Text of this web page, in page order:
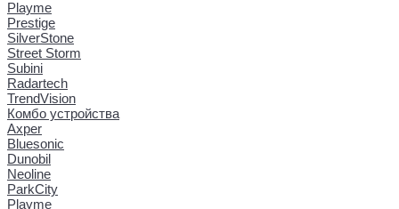
Playme
Prestige
SilverStone
Street Storm
Subini
Radartech
TrendVision
Комбо устройства
Axper
Bluesonic
Dunobil
Neoline
ParkCity
Playme